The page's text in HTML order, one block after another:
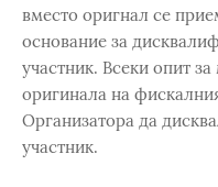
вместо оригнал се
основание за
участник. Всеки опит
оригинала на
Организатора да
участник.